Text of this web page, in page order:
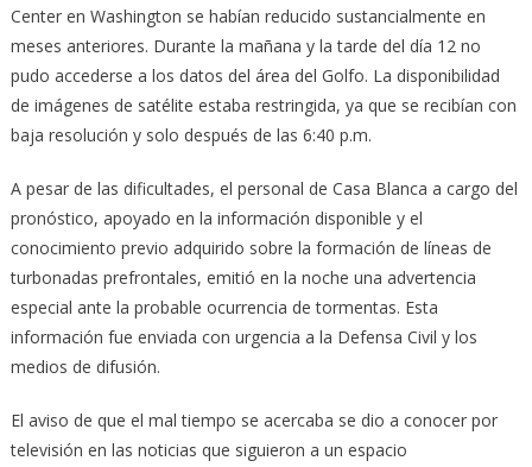
Center en Washington se habían reducido sustancialmente en
meses anteriores. Durante la mañana y la tarde del día 12 no
pudo accederse a los datos del área del Golfo. La disponibilidad
de imágenes de satélite estaba restringida, ya que se recibían con
baja resolución y solo después de las 6:40 p.m.
A pesar de las dificultades, el personal de Casa Blanca a cargo del
pronóstico, apoyado en la información disponible y el
conocimiento previo adquirido sobre la formación de líneas de
turbonadas prefrontales, emitió en la noche una advertencia
especial ante la probable ocurrencia de tormentas. Esta
información fue enviada con urgencia a la Defensa Civil y los
medios de difusión.
El aviso de que el mal tiempo se acercaba se dio a conocer por
televisión en las noticias que siguieron a un espacio